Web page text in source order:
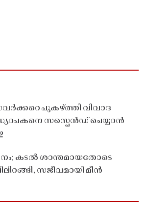
പുകഴ്ത്തി വിവാദ
സസ്പെൻഡ് ചെയ്യാൻ
കടൽ ശാന്തമായതോടെ
സജീവമായി മീൻ